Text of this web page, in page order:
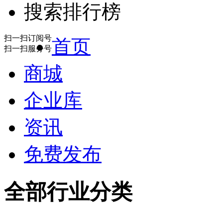
搜索排行榜
扫一扫订阅号
扫一扫服务号首页
商城
企业库
资讯
免费发布
全部行业分类